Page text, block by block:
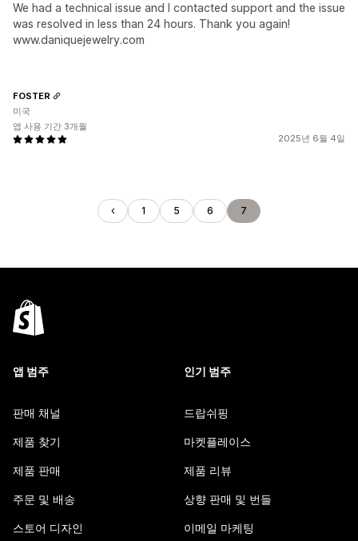
We had a technical issue and I contacted support and the issue
was resolved in less than 24 hours. Thank you again!
www.daniquejewelry.com
2025년 6월 4일
FOSTER
미국
앱 사용 기간 3개월
1 5 6 7
앱 범주
판매 채널
제품 찾기
제품 판매
주문 및 배송
스토어 디자인
인기 범주
드랍쉬핑
마켓플레이스
제품 리뷰
상향 판매 및 번들
이메일 마케팅